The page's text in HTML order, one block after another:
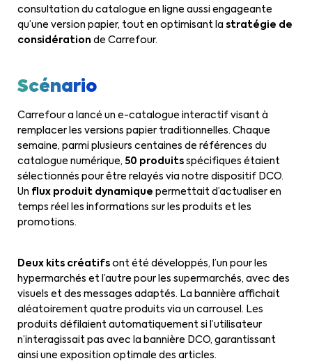
consultation du catalogue en ligne aussi engageante
qu’une version papier, tout en optimisant la stratégie de
considération de Carrefour.
Scénario
Carrefour a lancé un e-catalogue interactif visant à
remplacer les versions papier traditionnelles. Chaque
semaine, parmi plusieurs centaines de références du
catalogue numérique, 50 produits spécifiques étaient
sélectionnés pour être relayés via notre dispositif DCO.
Un flux produit dynamique permettait d’actualiser en
temps réel les informations sur les produits et les
promotions.
Deux kits créatifs ont été développés, l’un pour les
hypermarchés et l’autre pour les supermarchés, avec des
visuels et des messages adaptés. La bannière affichait
aléatoirement quatre produits via un carrousel. Les
produits défilaient automatiquement si l’utilisateur
n’interagissait pas avec la bannière DCO, garantissant
ainsi une exposition optimale des articles.